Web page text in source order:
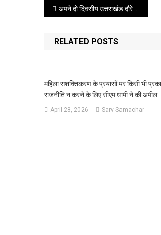
Post
navigation
अपने दो दिवसीय उत्तराखंड दौरे पर सीएम योगी ने भाजपा के लिए मांगे वोट: हम तुष्टिकरण नहीं संतुष्टिकरण की बात करते हैं
RELATED POSTS
महिला सशक्तिकरण के प्रयासों पर किसी भी
राजनीति न करने के लिए सीएम धामी ने की अपील
April 28, 2026 Sarv Samachar